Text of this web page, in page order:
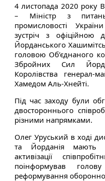
4 листопада 2020 року
– Міністр з питань
промисловості
зустріч з офіційною
Йорданського
головою Об’єднаного
Збройних Сил
Королівства
Хамедом Аль-Хнейті.
Під час заходу були
двостороннього
різними напрямками.
Олег Уруський в ході
та Йорданія мають
активізації
поінформував
реформування